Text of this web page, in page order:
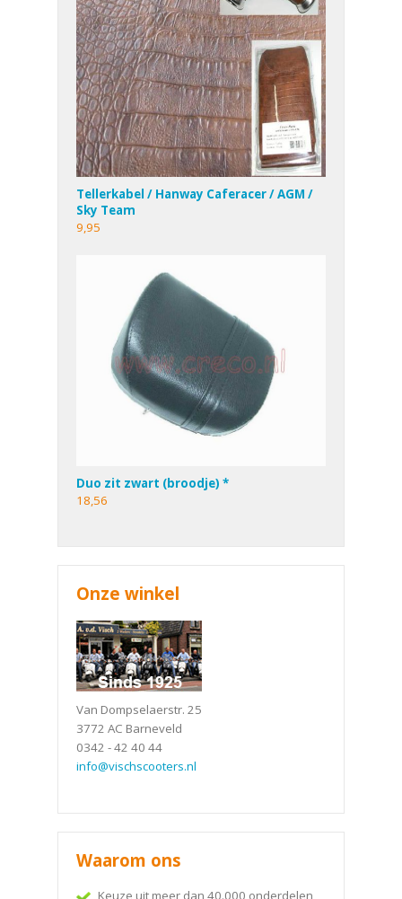
Tellerkabel / Hanway Caferacer / AGM /
Sky Team
9,95
Duo zit zwart (broodje) *
18,56
Onze winkel
Van Dompselaerstr. 25
3772 AC Barneveld
0342 - 42 40 44
info@vischscooters.nl
Waarom ons
Keuze uit meer dan 40.000 onderdelen